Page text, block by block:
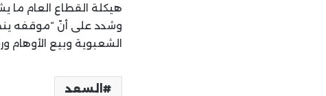
هيكلة القطاع العام ما
وشدد على أنّ “موقفه
الشعبوية وبيع الأوهام
السعد